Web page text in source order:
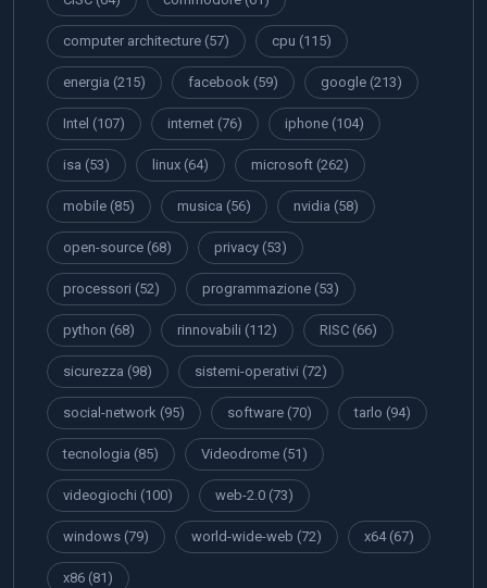
computer architecture (57) cpu (115)
energia (215) facebook (59) google (213)
Intel (107) internet (76) iphone (104)
isa (53) linux (64) microsoft (262)
mobile (85) musica (56) nvidia (58)
open-source (68) privacy (53)
processori (52) programmazione (53)
python (68) rinnovabili (112) RISC (66)
sicurezza (98) sistemi-operativi (72)
social-network (95) software (70) tarlo (94)
tecnologia (85) Videodrome (51)
videogiochi (100) web-2.0 (73)
windows (79) world-wide-web (72) x64(67)
x86 (81)